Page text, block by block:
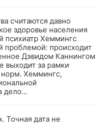
считаются давно
здоровье населения
психиатр Хеммингс
проблемой: происходит
Дэвидом Каннингом
выходит за рамки
норм. Хеммингс,
дело...
Точная дата не